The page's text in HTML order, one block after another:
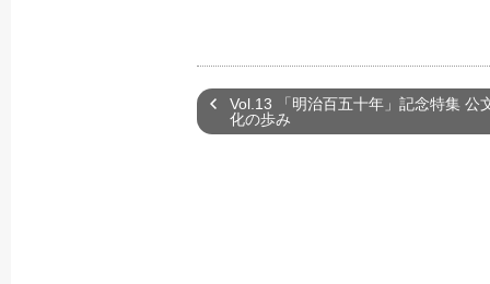
Vol.13 「明治百五十年」記念特集 公
化の歩み